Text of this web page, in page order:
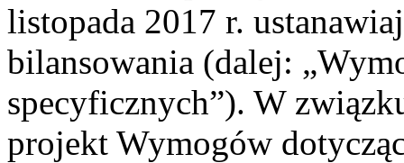
listopada 2017 r.
bilansowania (dalej:
specyficznych”). W
projekt Wymogów